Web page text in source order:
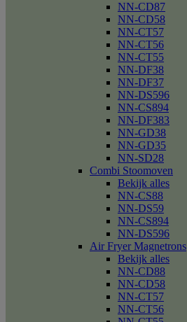
NN-CD87
NN-CD58
NN-CT57
NN-CT56
NN-CT55
NN-DF38
NN-DF37
NN-DS596
NN-CS894
NN-DF383
NN-GD38
NN-GD35
NN-SD28
Combi Stoomoven
Bekijk alles
NN-CS88
NN-DS59
NN-CS894
NN-DS596
Air Fryer Magnetrons
Bekijk alles
NN-CD88
NN-CD58
NN-CT57
NN-CT56